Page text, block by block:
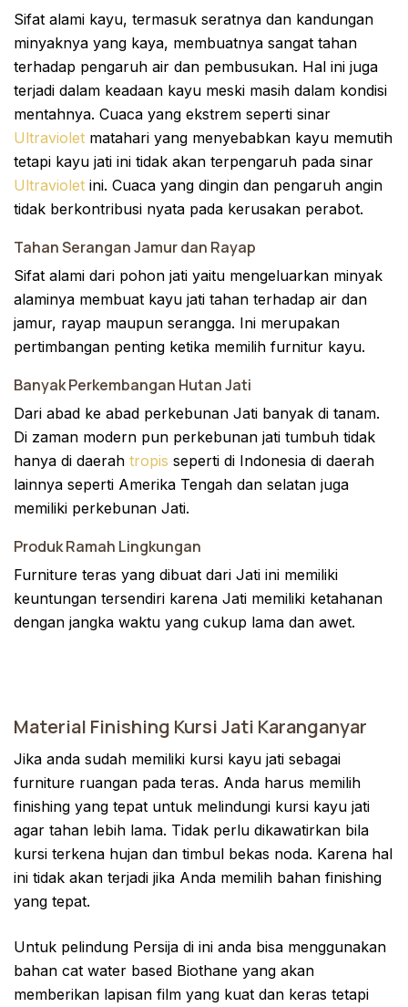
Sifat alami kayu, termasuk seratnya dan kandungan
minyaknya yang kaya, membuatnya sangat tahan
terhadap pengaruh air dan pembusukan. Hal ini juga
terjadi dalam keadaan kayu meski masih dalam kondisi
mentahnya. Cuaca yang ekstrem seperti sinar
Ultraviolet matahari yang menyebabkan kayu memutih
tetapi kayu jati ini tidak akan terpengaruh pada sinar
Ultraviolet ini. Cuaca yang dingin dan pengaruh angin
tidak berkontribusi nyata pada kerusakan perabot.
Tahan Serangan Jamur dan Rayap
Sifat alami dari pohon jati yaitu mengeluarkan minyak
alaminya membuat kayu jati tahan terhadap air dan
jamur, rayap maupun serangga. Ini merupakan
pertimbangan penting ketika memilih furnitur kayu.
Banyak Perkembangan Hutan Jati
Dari abad ke abad perkebunan Jati banyak di tanam.
Di zaman modern pun perkebunan jati tumbuh tidak
hanya di daerah tropis seperti di Indonesia di daerah
lainnya seperti Amerika Tengah dan selatan juga
memiliki perkebunan Jati.
Produk Ramah Lingkungan
Furniture teras yang dibuat dari Jati ini memiliki
keuntungan tersendiri karena Jati memiliki ketahanan
dengan jangka waktu yang cukup lama dan awet.
Material Finishing Kursi Jati Karanganyar
Jika anda sudah memiliki kursi kayu jati sebagai
furniture ruangan pada teras. Anda harus memilih
finishing yang tepat untuk melindungi kursi kayu jati
agar tahan lebih lama. Tidak perlu dikawatirkan bila
kursi terkena hujan dan timbul bekas noda. Karena hal
ini tidak akan terjadi jika Anda memilih bahan finishing
yang tepat.
Untuk pelindung Persija di ini anda bisa menggunakan
bahan cat water based Biothane yang akan
memberikan lapisan film yang kuat dan keras tetapi